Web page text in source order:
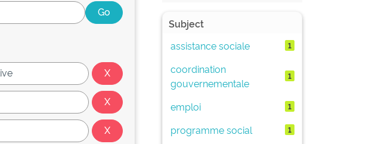
Subject
assistance sociale
1
coordination
gouvernementale
1
emploi 1
programme social 1